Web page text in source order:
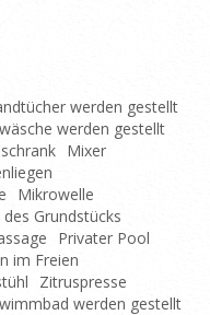
werden gestellt
werden gestellt
Mixer
Mikrowelle
Grundstücks
Privater Pool
im Freien
Zitruspresse
werden gestellt